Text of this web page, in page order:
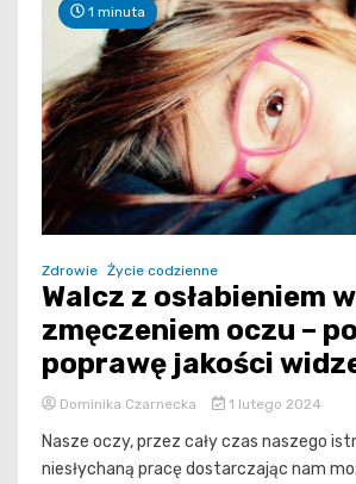
1 minuta
Zdrowie Życie codzienne
Walcz z osłabieniem
zmęczeniem oczu –
poprawę jakości
Dominika Czarnecka 1 lutego 2024
Nasze oczy, przez cały czas naszego
niesłychaną pracę dostarczając nam